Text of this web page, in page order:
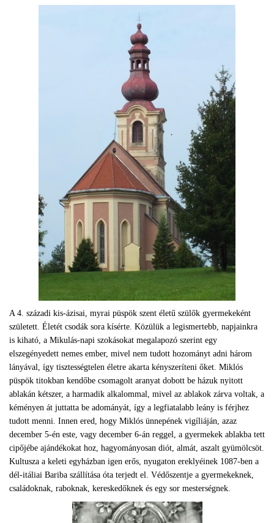
A 4. századi kis-ázisai, myrai püspök szent életű szülők gyermekeként
született. Életét csodák sora kísérte. Közülük a legismertebb, napjainkra
is kiható, a Mikulás-napi szokásokat megalapozó szerint egy
elszegényedett nemes ember, mivel nem tudott hozományt adni három
lányával, így tisztességtelen életre akarta kényszeríteni őket. Miklós
püspök titokban kendőbe csomagolt aranyat dobott be házuk nyitott
ablakán kétszer, a harmadik alkalommal, mivel az ablakok zárva voltak, a
kéményen át juttatta be adományát, így a legfiatalabb leány is férjhez
tudott menni. Innen ered, hogy Miklós ünnepének vigíliáján, azaz
december 5-én este, vagy december 6-án reggel, a gyermekek ablakba tett
cipőjébe ajándékokat hoz, hagyományosan diót, almát, aszalt gyümölcsöt.
Kultusza a keleti egyházban igen erős, nyugaton ereklyéinek 1087-ben a
dél-itáliai Bariba szállítása óta terjedt el. Védőszentje a gyermekeknek,
családoknak, raboknak, kereskedőknek és egy sor mesterségnek.